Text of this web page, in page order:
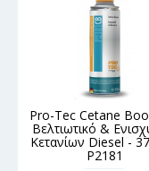
Pro-Tec Cetane
Βελτιωτικό &
Κετανίων Diesel -
P2181